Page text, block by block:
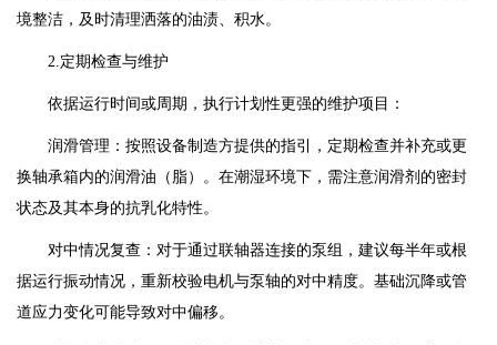
境整洁，及时清理洒落的油渍、积水。
2.定期检查与维护
依据运行时间或周期，执行计划性更强的维护项目：
润滑管理：按照设备制造方提供的指引，定期检查并补充或更
换轴承箱内的润滑油（脂）。在潮湿环境下，需注意润滑剂的密封
状态及其本身的抗乳化特性。
对中情况复查：对于通过联轴器连接的泵组，建议每半年或根
据运行振动情况，重新校验电机与泵轴的对中精度。基础沉降或管
道应力变化可能导致对中偏移。